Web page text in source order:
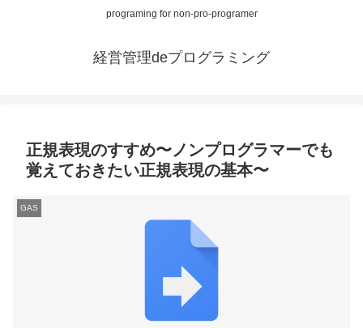
programing for non-pro-programer
経営管理deプログラミング
正規表現のすすめ〜ノンプログラマーでも
覚えておきたい正規表現の基本〜
GAS